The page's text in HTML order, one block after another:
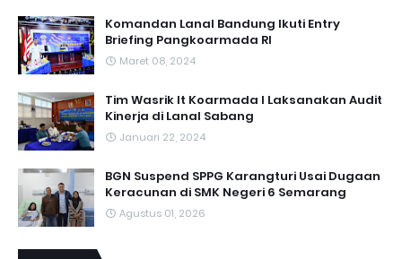
Komandan Lanal Bandung Ikuti Entry
Briefing Pangkoarmada RI
Maret 08, 2024
Tim Wasrik It Koarmada I Laksanakan Audit
Kinerja di Lanal Sabang
Januari 22, 2024
BGN Suspend SPPG Karangturi Usai Dugaan
Keracunan di SMK Negeri 6 Semarang
Agustus 01, 2026